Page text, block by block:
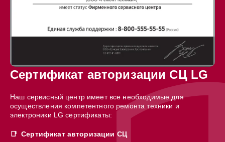
Сертификат авторизации СЦ LG
Наш сервисный центр имеет все необходимые для
осуществления компетентного ремонта техники и
электроники LG сертификаты:
Сертификат авторизации СЦ